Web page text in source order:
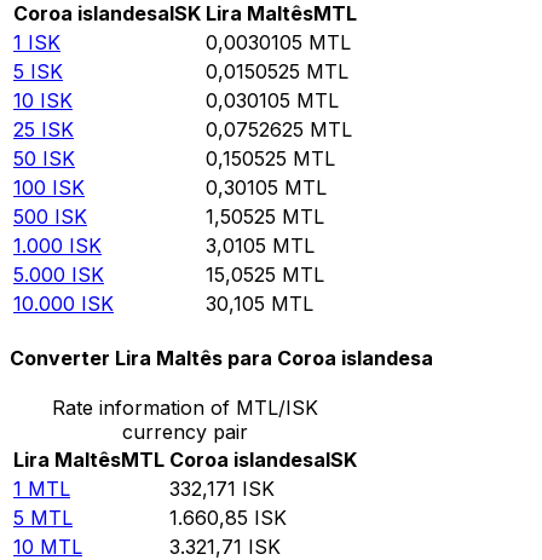
Coroa islandesaISK Lira MaltêsMTL
1 ISK 0,0030105 MTL
5 ISK 0,0150525 MTL
10 ISK 0,030105 MTL
25 ISK 0,0752625 MTL
50 ISK 0,150525 MTL
100 ISK 0,30105 MTL
500 ISK 1,50525 MTL
1.000 ISK 3,0105 MTL
5.000 ISK 15,0525 MTL
10.000 ISK 30,105 MTL
Converter Lira Maltês para Coroa islandesa
Rate information of MTL/ISK
currency pair
Lira MaltêsMTL Coroa islandesaISK
1 MTL 332,171 ISK
5 MTL 1.660,85 ISK
10 MTL 3.321,71 ISK